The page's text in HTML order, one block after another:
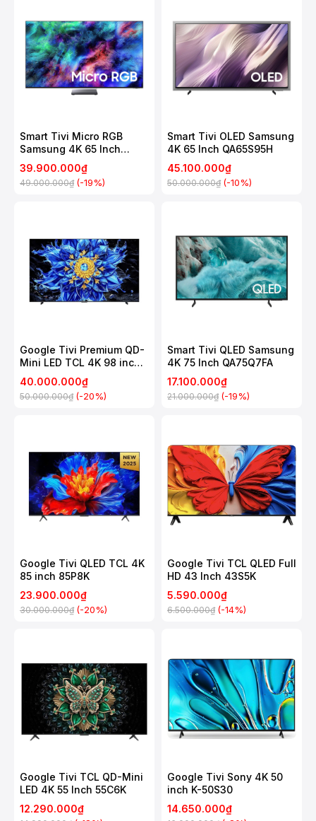
Smart Tivi Micro RGB
Samsung 4K 65 Inch
MRA65R95H
39.900.000₫
49.000.000₫ (-19%)
Smart Tivi OLED Samsung
4K 65 Inch QA65S95H
45.100.000₫
50.000.000₫ (-10%)
Google Tivi Premium QD-
Mini LED TCL 4K 98 inch
98P8LS
40.000.000₫
50.000.000₫ (-20%)
Smart Tivi QLED Samsung
4K 75 Inch QA75Q7FA
17.100.000₫
21.000.000₫ (-19%)
Google Tivi QLED TCL 4K
85 inch 85P8K
23.900.000₫
30.000.000₫ (-20%)
Google Tivi TCL QLED Full
HD 43 Inch 43S5K
5.590.000₫
6.500.000₫ (-14%)
Google Tivi TCL QD-Mini
LED 4K 55 Inch 55C6K
12.290.000₫
Google Tivi Sony 4K 50
inch K-50S30
14.650.000₫